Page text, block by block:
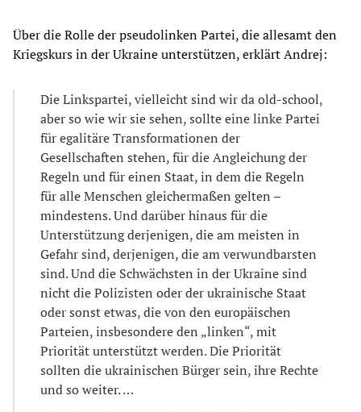
Über die Rolle der pseudolinken Partei, die allesamt den
Kriegskurs in der Ukraine unterstützen, erklärt Andrej:
Die Linkspartei, vielleicht sind wir da old-school,
aber so wie wir sie sehen, sollte eine linke Partei
für egalitäre Transformationen der
Gesellschaften stehen, für die Angleichung der
Regeln und für einen Staat, in dem die Regeln
für alle Menschen gleichermaßen gelten –
mindestens. Und darüber hinaus für die
Unterstützung derjenigen, die am meisten in
Gefahr sind, derjenigen, die am verwundbarsten
sind. Und die Schwächsten in der Ukraine sind
nicht die Polizisten oder der ukrainische Staat
oder sonst etwas, die von den europäischen
Parteien, insbesondere den „linken“, mit
Priorität unterstützt werden. Die Priorität
sollten die ukrainischen Bürger sein, ihre Rechte
und so weiter. …